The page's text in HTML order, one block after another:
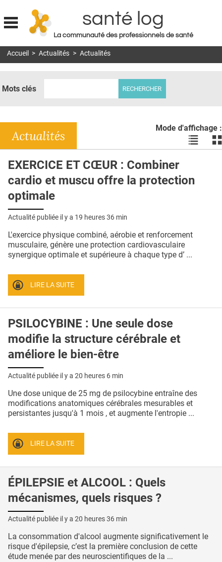
Jump to navigation
santé log
La communauté des professionnels de santé
MON COMPTE
DOSSIERS
RÉSEAUX
E-REVUE SAD
THÉMA
L'APP
PUBLICITÉ
CONTACT
Accueil > Actualités > Actualités
Mots clés
Mode d'affichage :
Voir
les
liste
les
Actualités
EXERCICE ET CŒUR : Combiner
cardio et muscu offre la protection
optimale
Actualité publiée il y a 19 heures 36 min
L'exercice physique combiné, aérobie et renforcement
musculaire, génère une protection cardiovasculaire
synergique optimale et supérieure à chaque type d’ ...
LIRE LA SUITE
PSILOCYBINE : Une seule dose
modifie la structure cérébrale et
améliore le bien-être
Actualité publiée il y a 20 heures 6 min
Une dose unique de 25 mg de psilocybine entraîne des
modifications anatomiques cérébrales mesurables et
persistantes jusqu'à 1 mois , et augmente l'entropie ...
LIRE LA SUITE
ÉPILEPSIE et ALCOOL : Quels
mécanismes, quels risques ?
Actualité publiée il y a 20 heures 36 min
La consommation d'alcool augmente significativement le
risque d'épilepsie, c’est la première conclusion de cette
étude menée par des neuroscientifiques de la ...